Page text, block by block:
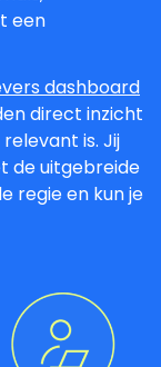
een
dashboard
direct inzicht
is. Jij
de uitgebreide
regie en kun je